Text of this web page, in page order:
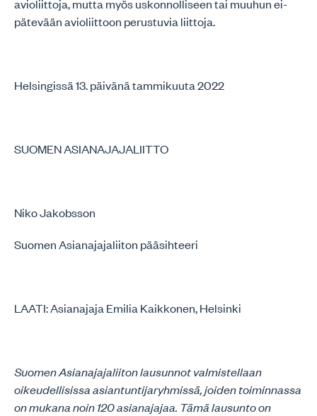
avioliittoja, mutta myös uskonnolliseen tai muuhun ei-
pätevään avioliittoon perustuvia liittoja.
Helsingissä 13. päivänä tammikuuta 2022
SUOMEN ASIANAJAJALIITTO
Niko Jakobsson
Suomen Asianajajaliiton pääsihteeri
LAATI: Asianajaja Emilia Kaikkonen, Helsinki
Suomen Asianajajaliiton lausunnot valmistellaan
oikeudellisissa asiantuntijaryhmissä, joiden toiminnassa
on mukana noin 120 asianajajaa. Tämä lausunto on